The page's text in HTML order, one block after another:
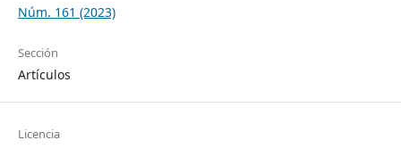
Núm. 161 (2023)
Sección
Artículos
Licencia